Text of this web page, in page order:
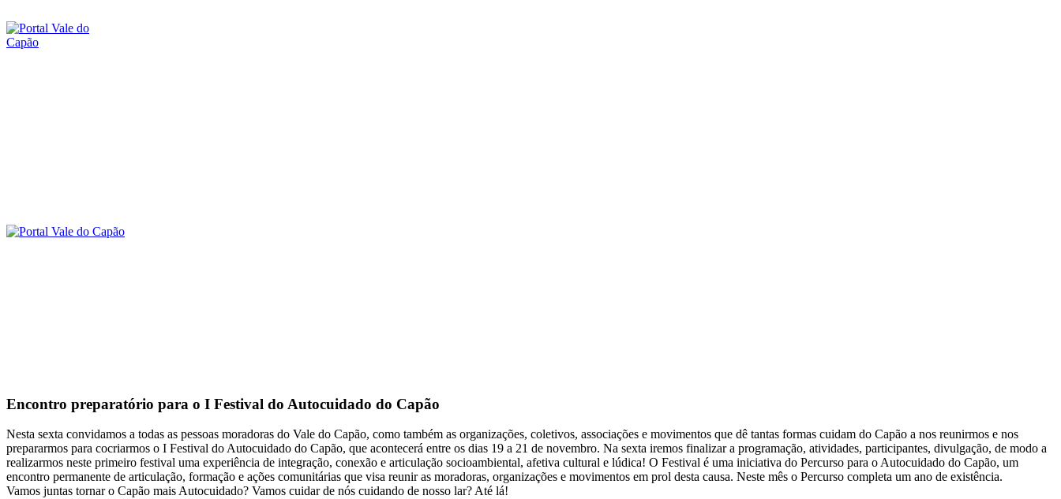
Encontro preparatório para o I Festival do Autocuidado do Capão
Nesta sexta convidamos a todas as pessoas moradoras do Vale do Capão, como também as organizações, coletivos, associações e movimentos que dê tantas formas cuidam do Capão a nos reunirmos e nos
prepararmos para cocriarmos o I Festival do Autocuidado do Capão, que acontecerá entre os dias 19 a 21 de novembro. Na sexta iremos finalizar a programação, atividades, participantes, divulgação, de modo a
realizarmos neste primeiro festival uma experiência de integração, conexão e articulação socioambiental, afetiva cultural e lúdica! O Festival é uma iniciativa do Percurso para o Autocuidado do Capão, um
encontro permanente de articulação, formação e ações comunitárias que visa reunir as moradoras, organizações e movimentos em prol desta causa. Neste mês o Percurso completa um ano de existência.
Vamos juntas tornar o Capão mais Autocuidado? Vamos cuidar de nós cuidando de nosso lar? Até lá!